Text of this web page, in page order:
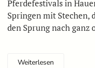
Pferdefestivals in
Springen mit Stechen,
den Sprung nach ganz
Weiterlesen